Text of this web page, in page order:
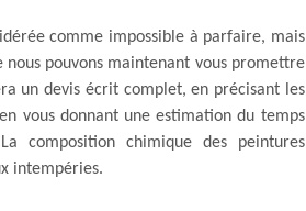
comme impossible à parfaire, mais
pouvons maintenant vous promettre
un devis écrit complet, en précisant les
vous donnant une estimation du temps
composition chimique des peintures
intempéries.